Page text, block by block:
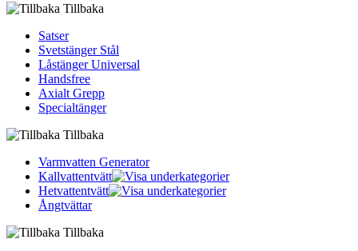
Tillbaka
Satser
Svetstänger Stål
Låstänger Universal
Handsfree
Axialt Grepp
Specialtänger
Tillbaka
Varmvatten Generator
Kallvattentvätt
Hetvattentvätt
Ångtvättar
Tillbaka